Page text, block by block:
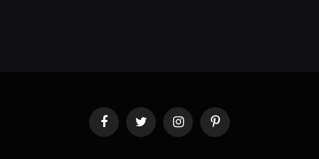
FacebookTwitter InstagramPinterest